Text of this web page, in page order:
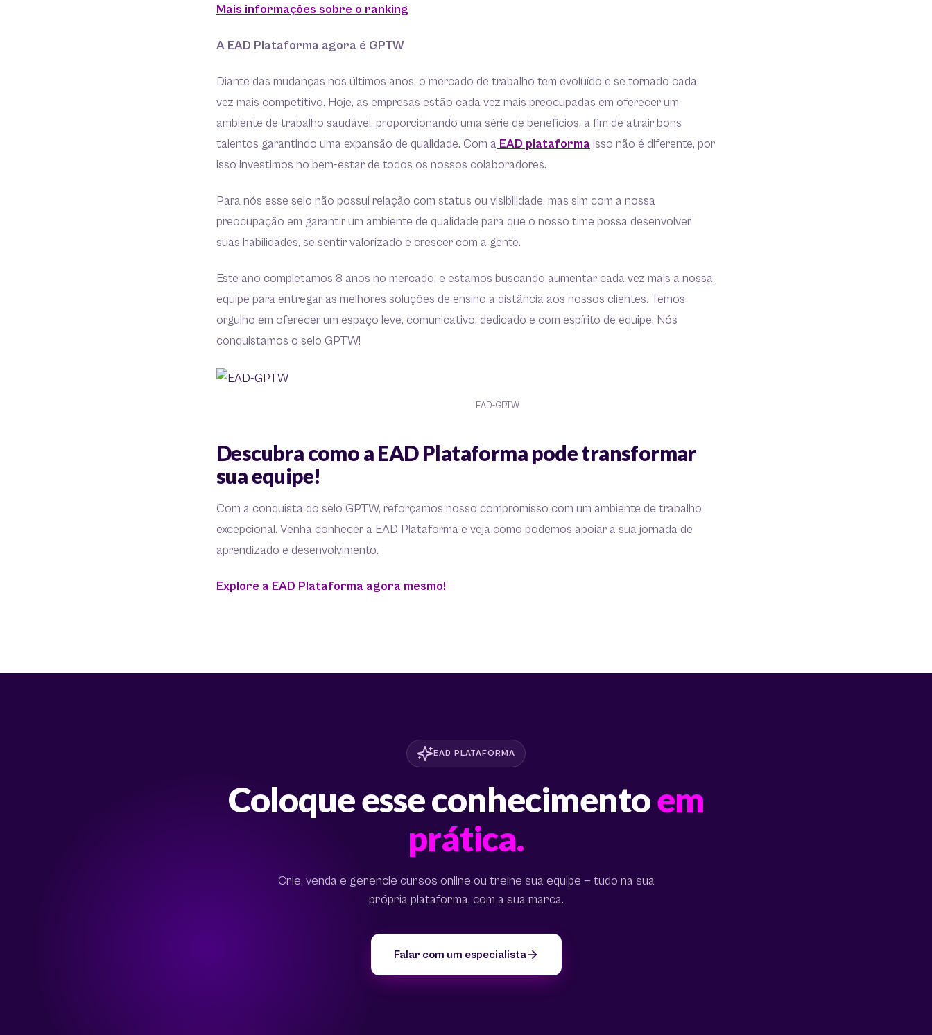
Mais informações sobre o ranking
A EAD Plataforma agora é GPTW
Diante das mudanças nos últimos anos, o mercado de trabalho tem evoluído e se tornado cada
vez mais competitivo. Hoje, as empresas estão cada vez mais preocupadas em oferecer um
ambiente de trabalho saudável, proporcionando uma série de benefícios, a fim de atrair bons
talentos garantindo uma expansão de qualidade. Com a EAD plataforma isso não é diferente, por
isso investimos no bem-estar de todos os nossos colaboradores.
Para nós esse selo não possui relação com status ou visibilidade, mas sim com a nossa
preocupação em garantir um ambiente de qualidade para que o nosso time possa desenvolver
suas habilidades, se sentir valorizado e crescer com a gente.
Este ano completamos 8 anos no mercado, e estamos buscando aumentar cada vez mais a nossa
equipe para entregar as melhores soluções de ensino a distância aos nossos clientes. Temos
orgulho em oferecer um espaço leve, comunicativo, dedicado e com espírito de equipe. Nós
conquistamos o selo GPTW!
EAD-GPTW
Descubra como a EAD Plataforma pode transformar
sua equipe!
Com a conquista do selo GPTW, reforçamos nosso compromisso com um ambiente de trabalho
excepcional. Venha conhecer a EAD Plataforma e veja como podemos apoiar a sua jornada de
aprendizado e desenvolvimento.
Explore a EAD Plataforma agora mesmo!
EAD PLATAFORMA
Coloque esse conhecimentoem
prática.
Crie, venda e gerencie cursos online ou treine sua equipe — tudo na sua
própria plataforma, com a sua marca.
Falar com um especialista